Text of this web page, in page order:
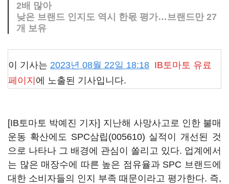
2배 많아
낮은 브랜드 인지도 역시 한몫 평가…브랜드만 27
개 보유
이 기사는 2023년 08월 22일 18:18 IB토마토 유료
페이지 에 노출된 기사입니다.
[IB토마토 박예진 기자] 지난해 사망사고로 인한 불매
운동 확산에도 SPC삼립(005610) 실적이 개선된 것
으로 나타나 그 배경에 관심이 쏠리고 있다. 업계에서
는 많은 매장수에 따른 높은 점유율과 SPC 브랜드에
대한 소비자들의 인지 부족 때문이라고 평가한다. 즉,